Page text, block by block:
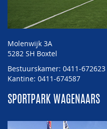
Molenwijk 3A
5282 SH Boxtel
Bestuurskamer: 0411-672623
Kantine: 0411-674587
SPORTPARK WAGENAARS